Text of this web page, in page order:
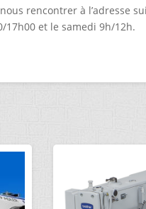
rencontrer à l’adresse
17h00 et le samedi 9h/12h.